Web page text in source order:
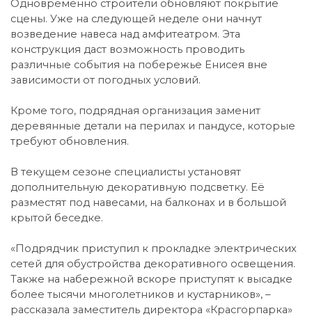
Одновременно строители обновляют покрытие
сцены. Уже на следующей неделе они начнут
возведение навеса над амфитеатром. Эта
конструкция даст возможность проводить
различные события на побережье Енисея вне
зависимости от погодных условий.
Кроме того, подрядная организация заменит
деревянные детали на перилах и пандусе, которые
требуют обновления.
В текущем сезоне специалисты установят
дополнительную декоративную подсветку. Её
разместят под навесами, на балконах и в большой
крытой беседке.
«Подрядчик приступил к прокладке электрических
сетей для обустройства декоративного освещения.
Также на набережной вскоре приступят к высадке
более тысячи многолетников и кустарников», –
рассказала заместитель директора «Красгорпарка»